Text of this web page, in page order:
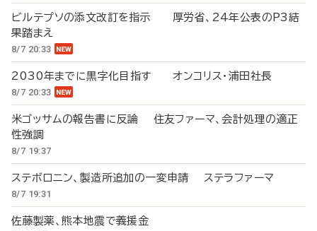
ビルテプソの添文改訂を指示 厚労省、24年公表のP3結
果踏まえ
8/7 20:33
2030年までに黒字化目指す オンコリス・浦田社長
8/7 20:33
米ゴッサムの報告書に反論 住友ファーマ、会計処理の適正
性強調
8/7 19:37
ステボロニン、製造所追加の一変申請 ステラファーマ
8/7 19:31
佐藤製薬、熊本地震で義援金